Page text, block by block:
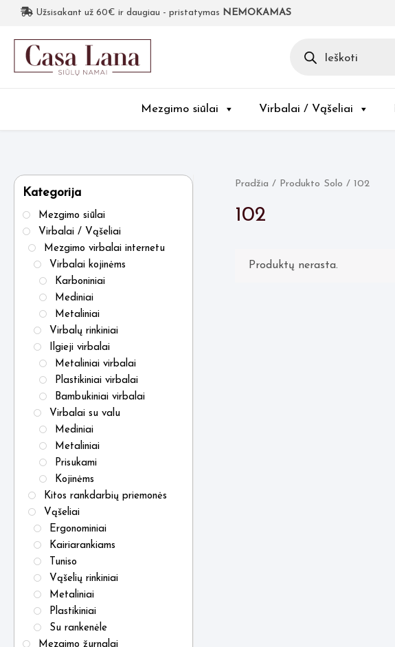
Užsisakant už 60€ ir daugiau - pristatymas NEMOKAMAS
search
Mezgimo siūlai Virbalai / Vąšeliai
Kategorija
Mezgimo siūlai
Virbalai / Vąšeliai
Mezgimo virbalai internetu
Virbalai kojinėms
Karboniniai
Mediniai
Metaliniai
Virbalų rinkiniai
Ilgieji virbalai
Metaliniai virbalai
Plastikiniai virbalai
Bambukiniai virbalai
Virbalai su valu
Mediniai
Metaliniai
Prisukami
Kojinėms
Kitos rankdarbių priemonės
Vąšeliai
Ergonominiai
Kairiarankiams
Tuniso
Vąšelių rinkiniai
Metaliniai
Plastikiniai
Su rankenėle
Mezgimo žurnalai
Pradžia / Produkto Solo / 102
102
Produktų nerasta.